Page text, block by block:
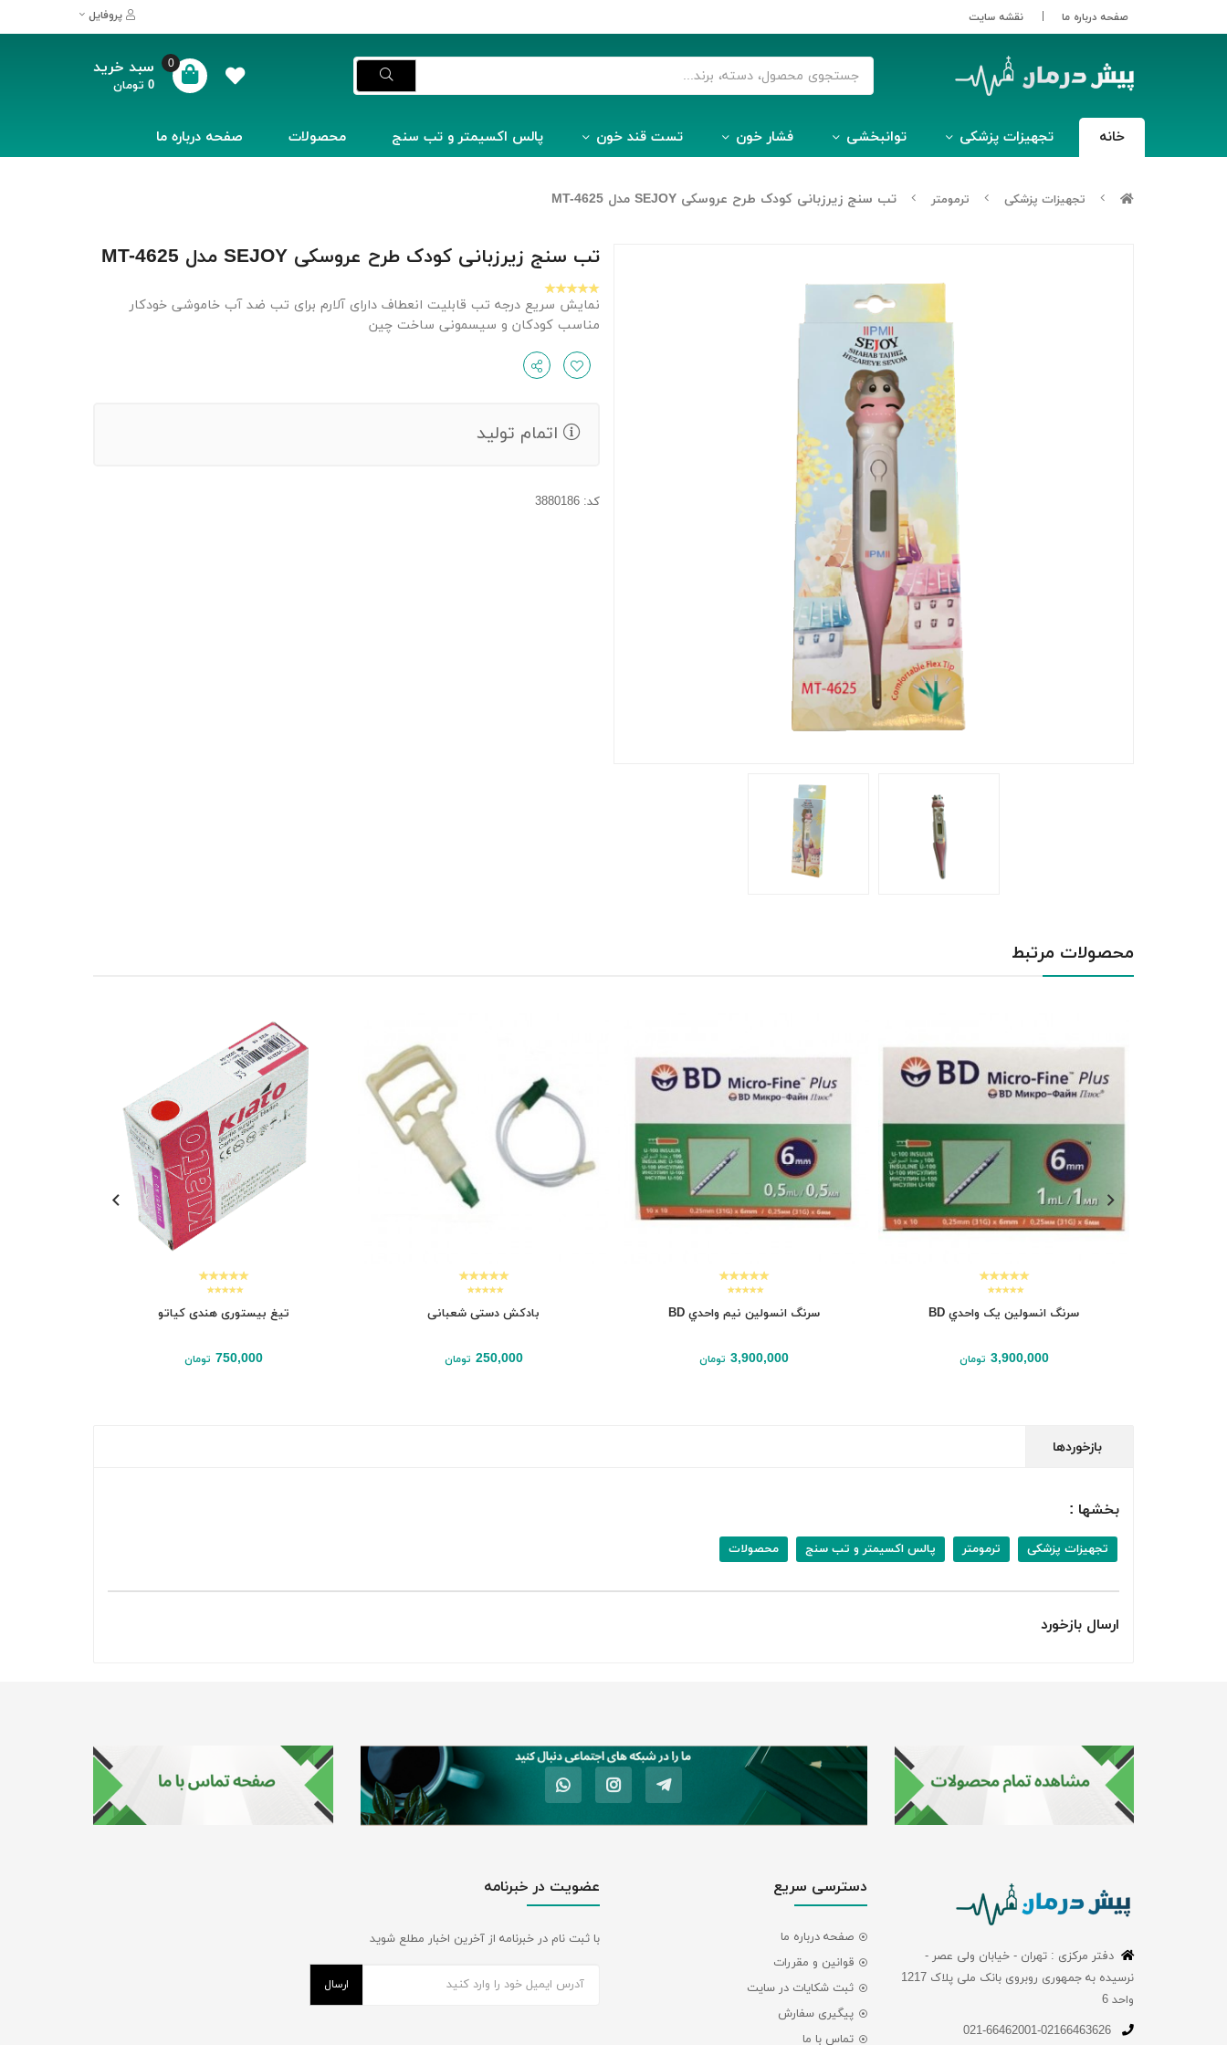
صفحه درباره ما نقشه سایت پروفایل
0 سبد خرید
0 تومان
خانه تجهیزات پزشکی توانبخشی فشار خون تست قند خون پالس اکسیمتر و تب سنج محصولات صفحه درباره ما
تجهیزات پزشکی ترمومتر تب سنج زیرزبانی کودک طرح عروسکی SEJOY مدل MT-4625
تب سنج زیرزبانی کودک طرح عروسکی SEJOY مدل MT-4625
نمایش سریع درجه تب قابلیت انعطاف دارای آلارم برای تب ضد آب خاموشی خودکار
مناسب کودکان و سیسمونی ساخت چین
اتمام تولید
کد: 3880186
محصولات مرتبط
سرنگ انسولين یک واحدي BD
3,900,000 تومان افزودن به سبد
سرنگ انسولين نيم واحدي BD
3,900,000 تومان افزودن به سبد
بادکش دستی شعبانی
250,000 تومانافزودن به سبد
تیغ بیستوری هندی کیاتو
750,000 تومان نمایش
بازخوردها
بخشها :
تجهیزات پزشکی ترمومتر پالس اکسیمتر و تب سنج محصولات
ارسال بازخورد
دفتر مرکزی : تهران - خیابان ولی عصر -
نرسیده به جمهوری روبروی بانک ملی پلاک 1217
واحد 6
دسترسی سریع
صفحه درباره ما
قوانین و مقررات
ثبت شکایات در سایت
پیگیری سفارش
تماس با ما
عضویت در خبرنامه
با ثبت نام در خبرنامه از آخرین اخبار مطلع شوید
ارسال